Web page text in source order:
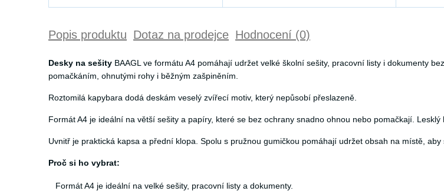
Popis produktu Dotaz na prodejce Hodnocení (0)
Desky na sešity BAAGL ve formátu A4 pomáhají udržet velké školní sešity, pracovní listy i dokumenty
pomačkáním, ohnutými rohy i běžným zašpiněním.
Roztomilá kapybara dodá deskám veselý zvířecí motiv, který nepůsobí přeslazeně.
Formát A4 je ideální na větší sešity a papíry, které se bez ochrany snadno ohnou nebo pomačkají.
Uvnitř je praktická kapsa a přední klopa. Spolu s pružnou gumičkou pomáhají udržet obsah na místě,
Proč si ho vybrat:
Formát A4 je ideální na velké sešity, pracovní listy a dokumenty.